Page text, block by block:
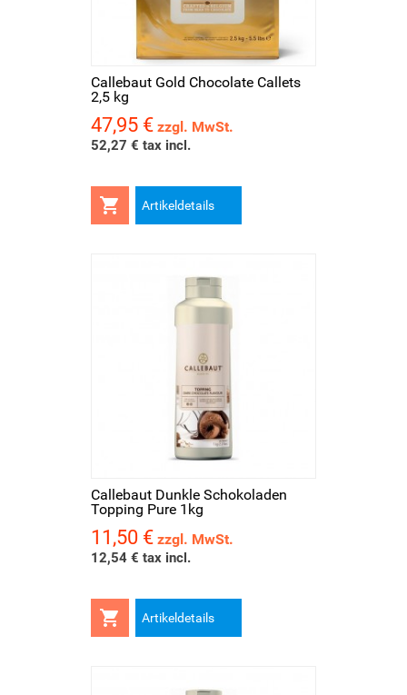
Callebaut Gold Chocolate Callets
2,5 kg
Preis
47,95 € zzgl. MwSt.
52,27 € tax incl.
 Artikeldetails
Callebaut Dunkle Schokoladen
Topping Pure 1kg
Preis
11,50 € zzgl. MwSt.
12,54 € tax incl.
 Artikeldetails